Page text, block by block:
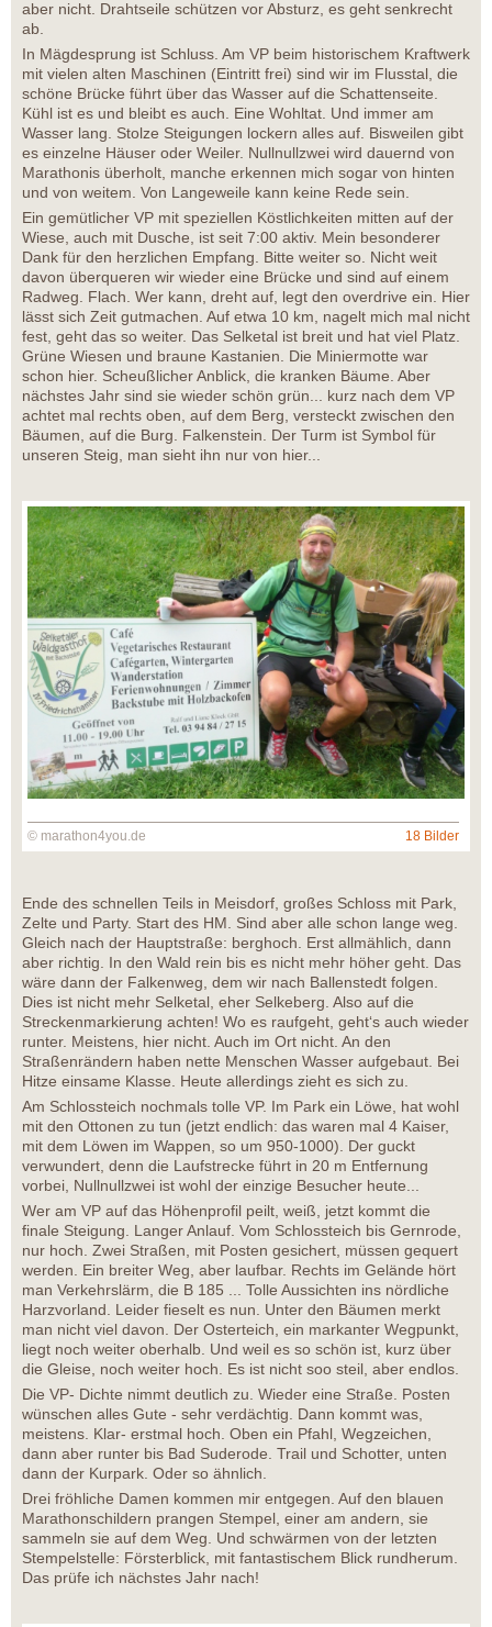
aber nicht. Drahtseile schützen vor Absturz, es geht senkrecht
ab.
In Mägdesprung ist Schluss. Am VP beim historischem Kraftwerk
mit vielen alten Maschinen (Eintritt frei) sind wir im Flusstal, die
schöne Brücke führt über das Wasser auf die Schattenseite.
Kühl ist es und bleibt es auch. Eine Wohltat. Und immer am
Wasser lang. Stolze Steigungen lockern alles auf. Bisweilen gibt
es einzelne Häuser oder Weiler. Nullnullzwei wird dauernd von
Marathonis überholt, manche erkennen mich sogar von hinten
und von weitem. Von Langeweile kann keine Rede sein.
Ein gemütlicher VP mit speziellen Köstlichkeiten mitten auf der
Wiese, auch mit Dusche, ist seit 7:00 aktiv. Mein besonderer
Dank für den herzlichen Empfang. Bitte weiter so. Nicht weit
davon überqueren wir wieder eine Brücke und sind auf einem
Radweg. Flach. Wer kann, dreht auf, legt den overdrive ein. Hier
lässt sich Zeit gutmachen. Auf etwa 10 km, nagelt mich mal nicht
fest, geht das so weiter. Das Selketal ist breit und hat viel Platz.
Grüne Wiesen und braune Kastanien. Die Miniermotte war
schon hier. Scheußlicher Anblick, die kranken Bäume. Aber
nächstes Jahr sind sie wieder schön grün... kurz nach dem VP
achtet mal rechts oben, auf dem Berg, versteckt zwischen den
Bäumen, auf die Burg. Falkenstein. Der Turm ist Symbol für
unseren Steig, man sieht ihn nur von hier...
© marathon4you.de 18 Bilder
Ende des schnellen Teils in Meisdorf, großes Schloss mit Park,
Zelte und Party. Start des HM. Sind aber alle schon lange weg.
Gleich nach der Hauptstraße: berghoch. Erst allmählich, dann
aber richtig. In den Wald rein bis es nicht mehr höher geht. Das
wäre dann der Falkenweg, dem wir nach Ballenstedt folgen.
Dies ist nicht mehr Selketal, eher Selkeberg. Also auf die
Streckenmarkierung achten! Wo es raufgeht, geht‘s auch wieder
runter. Meistens, hier nicht. Auch im Ort nicht. An den
Straßenrändern haben nette Menschen Wasser aufgebaut. Bei
Hitze einsame Klasse. Heute allerdings zieht es sich zu.
Am Schlossteich nochmals tolle VP. Im Park ein Löwe, hat wohl
mit den Ottonen zu tun (jetzt endlich: das waren mal 4 Kaiser,
mit dem Löwen im Wappen, so um 950-1000). Der guckt
verwundert, denn die Laufstrecke führt in 20 m Entfernung
vorbei, Nullnullzwei ist wohl der einzige Besucher heute...
Wer am VP auf das Höhenprofil peilt, weiß, jetzt kommt die
finale Steigung. Langer Anlauf. Vom Schlossteich bis Gernrode,
nur hoch. Zwei Straßen, mit Posten gesichert, müssen gequert
werden. Ein breiter Weg, aber laufbar. Rechts im Gelände hört
man Verkehrslärm, die B 185 ... Tolle Aussichten ins nördliche
Harzvorland. Leider fieselt es nun. Unter den Bäumen merkt
man nicht viel davon. Der Osterteich, ein markanter Wegpunkt,
liegt noch weiter oberhalb. Und weil es so schön ist, kurz über
die Gleise, noch weiter hoch. Es ist nicht soo steil, aber endlos.
Die VP- Dichte nimmt deutlich zu. Wieder eine Straße. Posten
wünschen alles Gute - sehr verdächtig. Dann kommt was,
meistens. Klar- erstmal hoch. Oben ein Pfahl, Wegzeichen,
dann aber runter bis Bad Suderode. Trail und Schotter, unten
dann der Kurpark. Oder so ähnlich.
Drei fröhliche Damen kommen mir entgegen. Auf den blauen
Marathonschildern prangen Stempel, einer am andern, sie
sammeln sie auf dem Weg. Und schwärmen von der letzten
Stempelstelle: Försterblick, mit fantastischem Blick rundherum.
Das prüfe ich nächstes Jahr nach!